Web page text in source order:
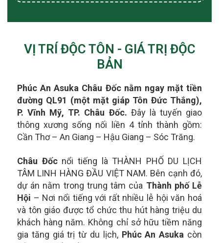
VỊ TRÍ ĐỘC TÔN - GIÁ TRỊ ĐỘC
BẢN
Phúc An Asuka Châu Đốc nằm ngay mặt tiền
đường QL91 (một mặt giáp Tôn Đức Thắng),
P. Vĩnh Mỹ, TP. Châu Đốc. Đây là tuyến giao
thông xương sống nối liền 4 tỉnh thành gồm:
Cần Thơ – An Giang – Hậu Giang – Sóc Trăng.
Châu Đốcnổi tiếng là THÀNH PHỐ DU LỊCH
TÂM LINH HÀNG ĐẦU VIỆT NAM. Bên cạnh đó,
dự án nằm trong trung tâm của Thành phố Lễ
Hội – Nơi nổi tiếng với rất nhiều lễ hội văn hoá
và tôn giáo được tổ chức thu hút hàng triệu du
khách hàng năm. Không chỉ sở hữu tiềm năng
gia tăng giá trị từ du lịch, Phúc An Asuka còn